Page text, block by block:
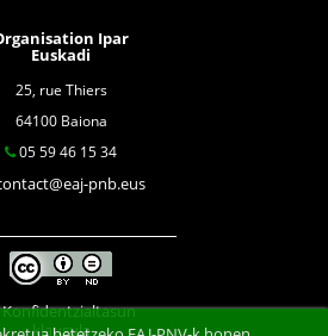
Ipar
Euskadi
25, rue Thiers
64100 Baiona
05 59 46 15 34
pnb.eus
Konfidentzialtasun
klausula